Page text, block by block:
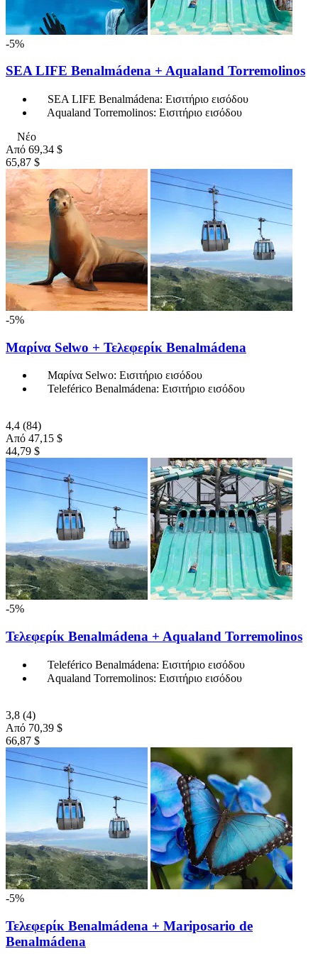
-5%
SEA LIFE Benalmádena + Aqualand Torremolinos
SEA LIFE Benalmádena: Εισιτήριο εισόδου
Aqualand Torremolinos: Εισιτήριο εισόδου
Νέο
Από 69,34 $
65,87 $
-5%
Μαρίνα Selwo + Τελεφερίκ Benalmádena
Μαρίνα Selwo: Εισιτήριο εισόδου
Teleférico Benalmádena: Εισιτήριο εισόδου
4,4 (84)
Από 47,15 $
44,79 $
-5%
Τελεφερίκ Benalmádena + Aqualand Torremolinos
Teleférico Benalmádena: Εισιτήριο εισόδου
Aqualand Torremolinos: Εισιτήριο εισόδου
3,8 (4)
Από 70,39 $
66,87 $
-5%
Τελεφερίκ Benalmádena + Mariposario de
Benalmádena